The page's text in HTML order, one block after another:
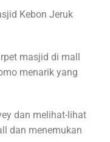
Kebon Jeruk
masjid di mall
menarik yang
dan melihat-lihat
dan menemukan